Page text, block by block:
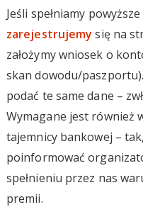
Jeśli spełniamy
zarejestrujemy się na
założymy wniosek o
skan dowodu/
podać te same dane –
Wymagane jest również
tajemnicy bankowej –
poinformować
spełnieniu przez nas
premii.